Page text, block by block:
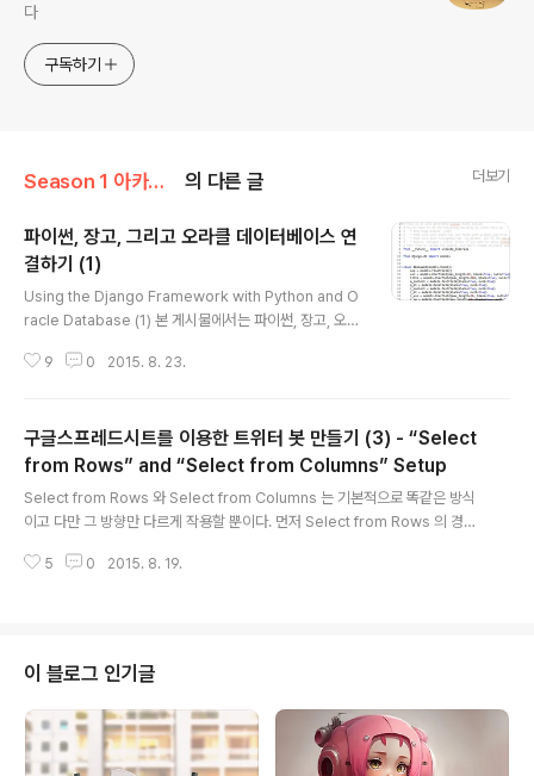
다
구독하기
Season 1 아카이브/프로그래밍 의 다른 글 더보기
파이썬, 장고, 그리고 오라클 데이터베이스 연
결하기 (1)
Using the Django Framework with Python and O
racle Database (1) 본 게시물에서는 파이썬, 장고, 오라
수 있는 페이지를 만들어보고자 한다. http://www.oracl
이썬을 만든 Guido van Rossum at PyCon 2013 [1
단계] 1. 앞서 밝혔듯이 본 게시물의 작성 목표는 기존에 설
치된 Oracle Database 에 연결하여 데이터 조회를 위한
페이지를 만드는 것이다. 2. 본격적인 작업에 앞서 연결할
데이터베이스의 username, p..
9 0 2015. 8. 23.
구글스프레드시트를 이용한 트위터 봇 만들기 (3) - “Select
from Rows” and “Select from Columns” Setup
Select from Rows 와 Select from Columns 는 기본적으로 똑같은 방식
이고 다만 그 방향만 다르게 작용할 뿐이다. 먼저 Select from Rows 의 경우
생성해둔 메시지로 랜덤하게 포스팅하는 봇을 만들려면, 바로 이 "Select fro
5 0 2015. 8. 19.
이 블로그 인기글